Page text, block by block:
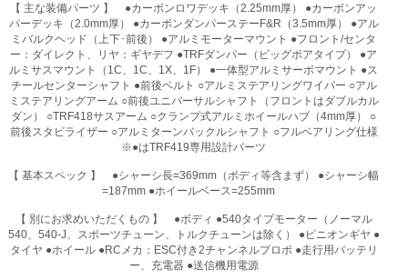
【 主な装備パーツ 】 ●カーボンロワデッキ（2.25mm厚） ●カーボンアッ
パーデッキ（2.0mm厚） ●カーボンダンパーステーF&R（3.5mm厚） ●アル
ミバルクヘッド（上下･前後） ●アルミモーターマウント ●フロント/センタ
ー：ダイレクト、リヤ：ギヤデフ ●TRFダンパー（ビッグボアタイプ） ●ア
ルミサスマウント（1C、1C、1X、1F） ●一体型アルミサーボマウント ●ス
チールセンターシャフト ●前後ベルト ○アルミステアリングワイパー ○アル
ミステアリングアーム ○前後ユニバーサルシャフト（フロントはダブルカル
ダン） ○TRF418サスアーム ○クランプ式アルミホイールハブ（4mm厚） ○
前後スタビライザー ○アルミターンバックルシャフト ○フルベアリング仕様
※●はTRF419専用設計パーツ
【 基本スペック 】 ●シャーシ長=369mm（ボディ等含まず） ●シャーシ幅
=187mm ●ホイールベース=255mm
【 別にお求めいただくもの 】 ●ボディ ●540タイプモーター（ノーマル
540、540-J、スポーツチューン、トルクチューンは除く） ●ピニオンギヤ ●
タイヤ ●ホイール ●RCメカ：ESC付き2チャンネルプロポ ●走行用バッテリ
ー、充電器 ●送信機用電源